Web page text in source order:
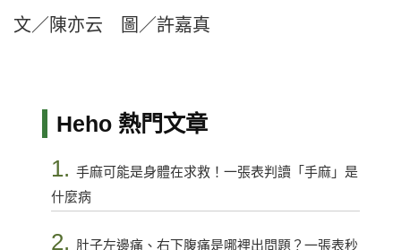
文／陳亦云 圖／許嘉真
Heho 熱門文章
1. 手麻可能是身體在求救！一張表判讀「手麻」是
什麼病
2. 肚子左邊痛、右下腹痛是哪裡出問題？一張表秒